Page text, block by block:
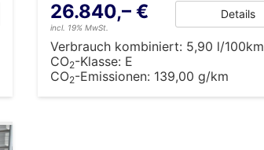
26.840,– €
incl. 19% MwSt.
Details
Verbrauch kombiniert: 5,90 l/100km
CO2-Klasse: E
CO2-Emissionen: 139,00 g/km